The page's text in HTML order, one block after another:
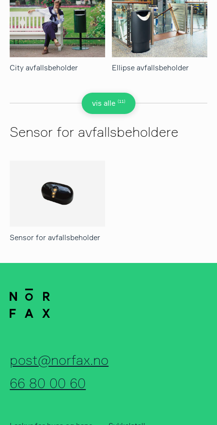
vis alle (11)
City avfallsbeholder Ellipse avfallsbeholder
Sensor for avfallsbeholdere
Sensor for avfallsbeholder
post@norfax.no
66 80 00 60